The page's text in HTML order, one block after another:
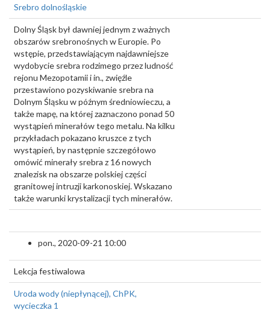
Srebro dolnośląskie
Dolny Śląsk był dawniej jednym z ważnych
obszarów srebronośnych w Europie. Po
wstępie, przedstawiającym najdawniejsze
wydobycie srebra rodzimego przez ludność
rejonu Mezopotamii i in., zwięźle
przestawiono pozyskiwanie srebra na
Dolnym Śląsku w późnym średniowieczu, a
także mapę, na której zaznaczono ponad 50
wystąpień minerałów tego metalu. Na kilku
przykładach pokazano kruszce z tych
wystąpień, by następnie szczegółowo
omówić minerały srebra z 16 nowych
znalezisk na obszarze polskiej części
granitowej intruzji karkonoskiej. Wskazano
także warunki krystalizacji tych minerałów.
pon., 2020-09-21 10:00
Lekcja festiwalowa
Uroda wody (niepłynącej), ChPK,
wycieczka 1